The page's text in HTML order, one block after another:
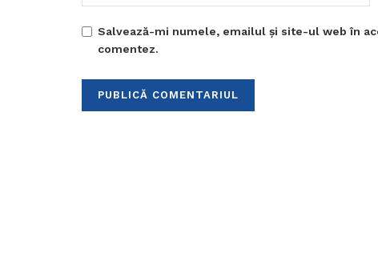
Salvează-mi numele, emailul și site-ul web în
comentez.